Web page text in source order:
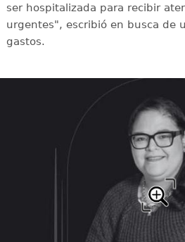
ser hospitalizada para recibir
urgentes", escribió en busca de
gastos.